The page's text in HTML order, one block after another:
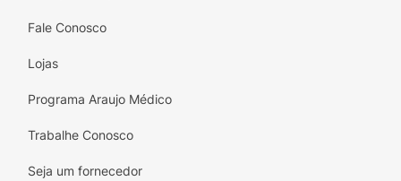
Fale Conosco
Lojas
Programa Araujo Médico
Trabalhe Conosco
Seja um fornecedor